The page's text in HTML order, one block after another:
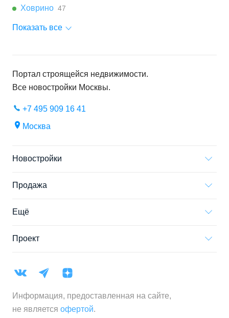
Ховрино 47
Показать все
Портал строящейся недвижимости.
Все новостройки Москвы.
+7 495 909 16 41
Москва
Новостройки
Продажа
Ещё
Проект
Информация, предоставленная на сайте,
не является офертой.